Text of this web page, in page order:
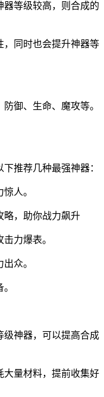
等级较高，则合成的
，同时也会提升神器等
御、生命、魔攻等。
推荐几种最强神器：
人。
力爆表。
众。
级神器，可以提高合成
大量材料，提前收集好